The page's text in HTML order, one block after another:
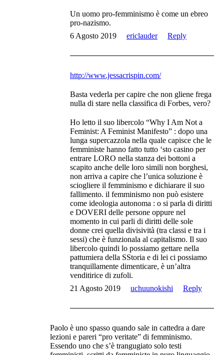
Un uomo pro-femminismo è come un ebreo
pro-nazismo.
6 Agosto 2019
ericlauder Reply
http://www.jessacrispin.com/
Basta vederla per capire che non gliene frega
nulla di stare nella classifica di Forbes, vero?
Ho letto il suo libercolo “Why I Am Not a
Feminist: A Feminist Manifesto” : dopo una
lunga supercazzola nella quale capisce che le
femministe hanno fatto tutto ‘sto casino per
entrare LORO nella stanza dei bottoni a
scapito anche delle loro simili non borghesi,
non arriva a capire che l’unica soluzione è
sciogliere il femminismo e dichiarare il suo
fallimento. il femminismo non può esistere
come ideologia autonoma : o si parla di diritti
e DOVERI delle persone oppure nel
momento in cui parli di diritti delle sole
donne crei quella divisività (tra classi e tra i
sessi) che è funzionala al capitalismo. Il suo
libercolo quindi lo possiamo gettare nella
pattumiera della SStoria e di lei ci possiamo
tranquillamente dimenticare, è un’altra
venditirice di zufoli.
21 Agosto 2019
uchuunokishi Reply
Paolo è uno spasso quando sale in cattedra a dare
lezioni e pareri “pro veritate” di femminismo.
Essendo uno che s’è trangugiato solo testi